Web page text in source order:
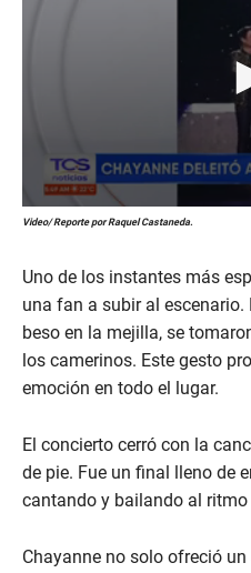
0
s
c
o
n
d
s
o
5
e
c
o
n
Video/ Reporte por Raquel Castaneda.
Uno de los instantes más
una fan a subir al
beso en la mejilla, se
los camerinos. Este gesto
emoción en todo el lugar.
El concierto cerró con la
de pie. Fue un final lleno de
cantando y bailando al
Chayanne no solo ofreció